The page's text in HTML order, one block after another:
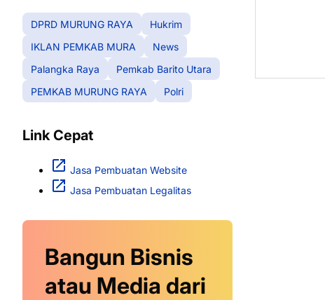
DPRD MURUNG RAYA
Hukrim
IKLAN PEMKAB MURA
News
Palangka Raya
Pemkab Barito Utara
PEMKAB MURUNG RAYA
Polri
Link Cepat
Jasa Pembuatan Website
Jasa Pembuatan Legalitas
Bangun Bisnis
atau Media dari